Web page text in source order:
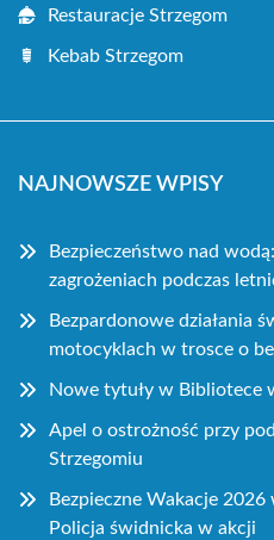
Restauracje Strzegom
Kebab Strzegom
NAJNOWSZE WPISY
Bezpieczeństwo nad
zagrożeniach podczas
Bezpardonowe działania
motocyklach w trosce o
Nowe tytuły w Bibliotece
Apel o ostrożność przy
Strzegomiu
Bezpieczne Wakacje
Policja świdnicka w akcji